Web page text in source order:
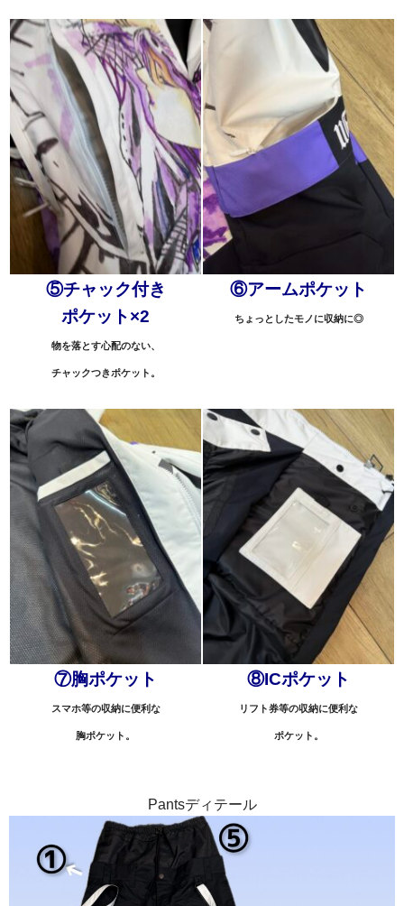
⑤チャック付き
ポケット×2
物を落とす心配のない、
チャックつきポケット。
⑥アームポケット
ちょっとしたモノに収納に◎
⑦胸ポケット
スマホ等の収納に便利な
胸ポケット。
⑧ICポケット
リフト券等の収納に便利な
ポケット。
Pantsディテール